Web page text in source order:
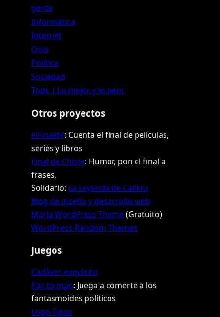
gente
Informática
Internet
Ocio
Política
Sociedad
Tops | Lo mejor y lo peor
Otros proyectos
elFinalde: Cuenta el final de películas,
series y libros
Final de Chiste: Humor, pon el final a
frases.
Solidario: La Leyenda de Caillou
Blog de diseño y desarrollo web
Marla WordPress Theme(Gratuito)
WordPress Random Themes
Juegos
Cadáver exquisito
Pac to man: Juega a comerte a los
fantasmoides políticos
Logo-Tipos